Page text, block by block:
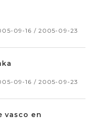
09-16 / 2005-09-23
09-16 / 2005-09-23
vasco en